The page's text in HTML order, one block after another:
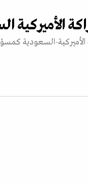
الأميركية
السعودية